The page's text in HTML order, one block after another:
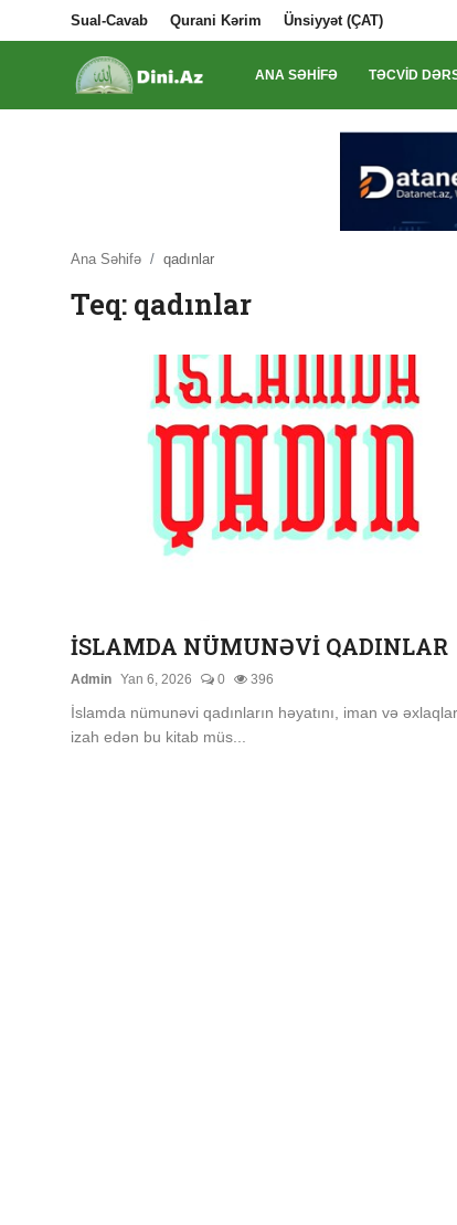
Sual-Cavab Qurani Kərim Ünsiyyət (ÇAT)
ANA SƏHIFƏ TƏCVID
Sual-Cavab
Qurani Kərim
Əhkam
Ana Səhifə qadınlar
Teq: qadınlar
İSLAMDA NÜMUNƏVİ QADINLAR
Admin Yan 6, 2026 0 396
İslamda nümunəvi qadınların həyatını, iman və
izah edən bu kitab müs...